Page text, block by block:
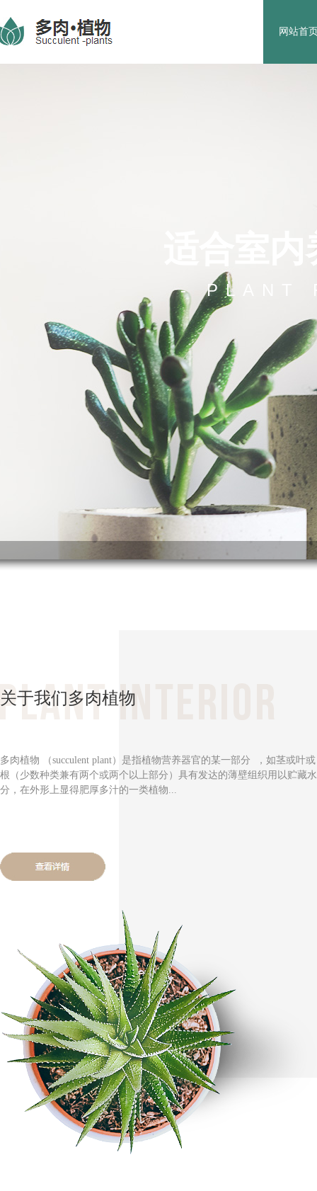
- PLANT
网站首
适合室
关于我们多肉植物
多肉植物 （succulent plant）是指植物营养器官的某一部分 ，如茎或叶或
根（少数种类兼有两个或两个以上部分）具有发达的薄壁组织用以贮藏水
分，在外形上显得肥厚多汁的一类植物...